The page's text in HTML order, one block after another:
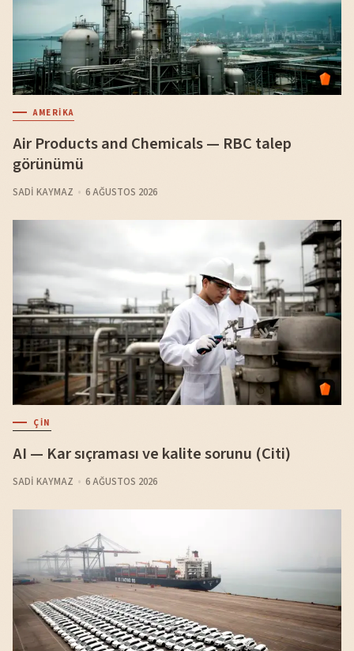
AMERIKA
Air Products and Chemicals — RBC talep
görünümü
SADI KAYMAZ 6 AĞUSTOS 2026
ÇIN
AI — Kar sıçraması ve kalite sorunu (Citi)
SADI KAYMAZ 6 AĞUSTOS 2026